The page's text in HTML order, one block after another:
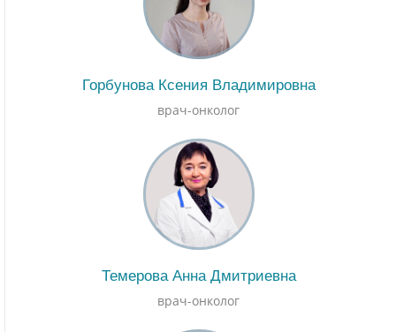
Горбунова Ксения Владимировна
врач-онколог
Темерова Анна Дмитриевна
врач-онколог